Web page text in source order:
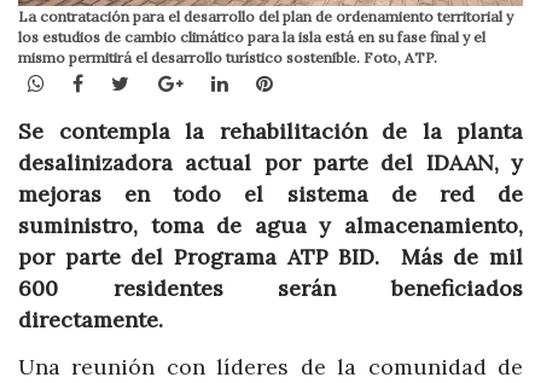
La contratación para el desarrollo del plan de ordenamiento territorial y
los estudios de cambio climático para la isla está en su fase final y el
mismo permitirá el desarrollo turístico sostenible. Foto, ATP.
WhatsApp
Facebook
TwitterGoogle+LinkedInPinterest
Se contempla la rehabilitación de la planta
desalinizadora actual por parte del IDAAN, y
mejoras en todo el sistema de red de
suministro, toma de agua y almacenamiento,
por parte del Programa ATP BID.
Más de mil
600 residentes serán beneficiados
directamente.
Una reunión con líderes de la comunidad de